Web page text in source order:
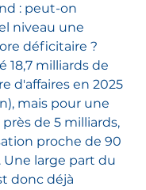
: peut-on
niveau une
déficitaire ?
18,7 milliards de
d'affaires en 2025
mais pour une
de 5 milliards,
proche de 90
Une large part du
donc déjà